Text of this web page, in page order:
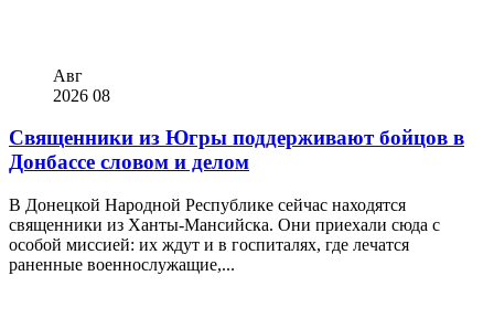
Авг
2026 08
Священники из Югры поддерживают бойцов в
Донбассе словом и делом
В Донецкой Народной Республике сейчас находятся
священники из Ханты-Мансийска. Они приехали сюда с
особой миссией: их ждут и в госпиталях, где лечатся
раненные военнослужащие,...